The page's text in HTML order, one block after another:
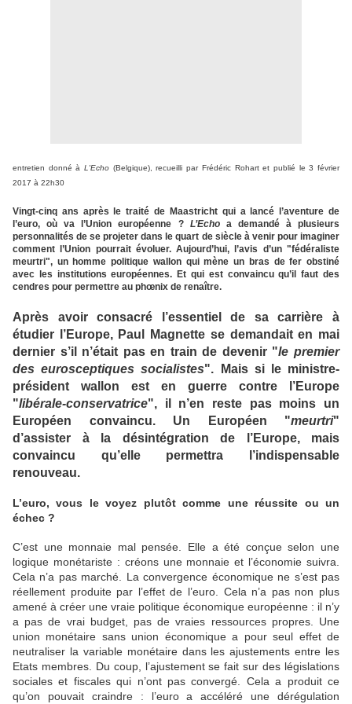
entretien donné àL'Echo (Belgique), recueilli par Frédéric Rohart et publié le 3 février
2017 à 22h30
Vingt-cinq ans après le traité de Maastricht qui a lancé l’aventure de
l’euro, où va l’Union européenne ? L’Echo a demandé à plusieurs
personnalités de se projeter dans le quart de siècle à venir pour imaginer
comment l’Union pourrait évoluer. Aujourd’hui, l’avis d’un "fédéraliste
meurtri", un homme politique wallon qui mène un bras de fer obstiné
avec les institutions européennes. Et qui est convaincu qu’il faut des
cendres pour permettre au phœnix de renaître.
Après avoir consacré l’essentiel de sa carrière à
étudier l’Europe, Paul Magnette se demandait en mai
dernier s’il n’était pas en train de devenir "le premier
des eurosceptiques socialistes". Mais si le ministre-
président wallon est en guerre contre l’Europe
"libérale-conservatrice", il n’en reste pas moins un
Européen convaincu. Un Européen "meurtri"
d’assister à la désintégration de l’Europe, mais
convaincu qu’elle permettra l’indispensable
renouveau.
L’euro, vous le voyez plutôt comme une réussite ou un
échec ?
C’est une monnaie mal pensée. Elle a été conçue selon une
logique monétariste : créons une monnaie et l’économie suivra.
Cela n’a pas marché. La convergence économique ne s’est pas
réellement produite par l’effet de l’euro. Cela n’a pas non plus
amené à créer une vraie politique économique européenne : il n’y
a pas de vrai budget, pas de vraies ressources propres. Une
union monétaire sans union économique a pour seul effet de
neutraliser la variable monétaire dans les ajustements entre les
Etats membres. Du coup, l’ajustement se fait sur des législations
sociales et fiscales qui n’ont pas convergé. Cela a produit ce
qu’on pouvait craindre : l’euro a accéléré une dérégulation